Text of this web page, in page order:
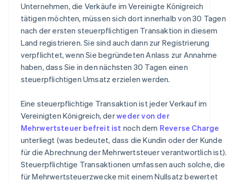
Unternehmen, die Verkäufe im Vereinigte Königreich
tätigen möchten, müssen sich dort innerhalb von 30 Tagen
nach der ersten steuerpflichtigen Transaktion in diesem
Land registrieren. Sie sind auch dann zur Registrierung
verpflichtet, wenn Sie begründeten Anlass zur Annahme
haben, dass Sie in den nächsten 30 Tagen einen
steuerpflichtigen Umsatz erzielen werden.
Eine steuerpflichtige Transaktion ist jeder Verkauf im
Vereinigten Königreich, derweder von der
Mehrwertsteuer befreit ist noch dem Reverse Charge
unterliegt (was bedeutet, dass die Kundin oder der Kunde
für die Abrechnung der Mehrwertsteuer verantwortlich ist).
Steuerpflichtige Transaktionen umfassen auch solche, die
für Mehrwertsteuerzwecke mit einem Nullsatz bewertet